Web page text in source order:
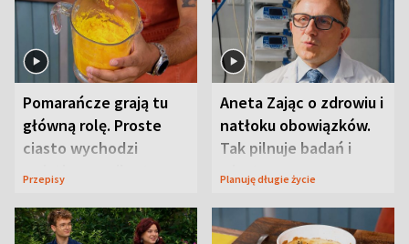
Pomarańcze grają tu
główną rolę. Proste
ciasto wychodzi
wyjątkowo wilgotne
Przepisy
Aneta Zając o zdrowiu i
natłoku obowiązków.
Tak pilnuje badań i
wizyt
Planuję długie życie